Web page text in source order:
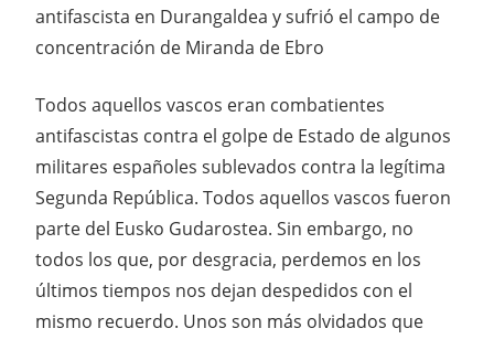
antifascista en Durangaldea y sufrió el campo de
concentración de Miranda de Ebro
Todos aquellos vascos eran combatientes
antifascistas contra el golpe de Estado de algunos
militares españoles sublevados contra la legítima
Segunda República. Todos aquellos vascos fueron
parte del Eusko Gudarostea. Sin embargo, no
todos los que, por desgracia, perdemos en los
últimos tiempos nos dejan despedidos con el
mismo recuerdo. Unos son más olvidados que